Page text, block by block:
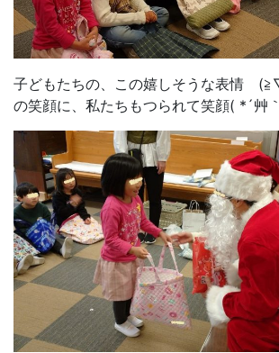
子どもたちの、この嬉しそうな表情
の笑顔に、私たちもつられて笑顔( *´艸